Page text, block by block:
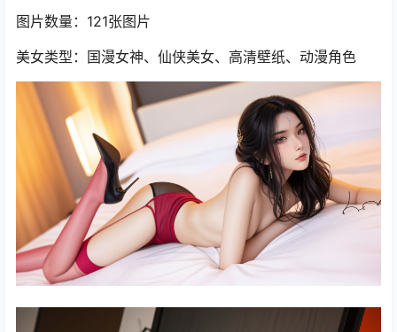
图片数量：121张图片
美女类型：国漫女神、仙侠美女、高清壁纸、动漫角色